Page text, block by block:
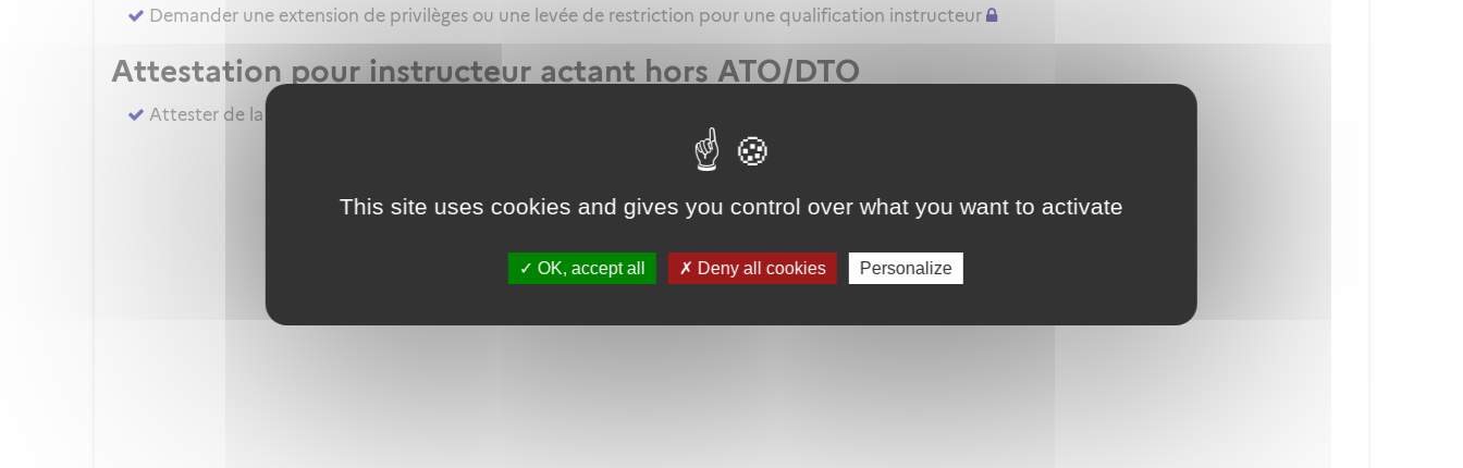
This site uses cookies and gives you control over what you want to activate
OK, accept all Deny all cookies Personalize
Demander une extension de privilèges ou une levée de restriction pour une qualification instructeur
Attestation pour instructeur actant hors ATO/DTO
Attester de la réalisation du complément VHL pour l'attestation de formation pratique QC/QT